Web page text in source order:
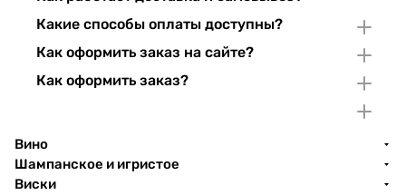
Какие способы оплаты доступны?
Как оформить заказ на сайте?
Как оформить заказ?
Вино
Шампанское и игристое
Виски